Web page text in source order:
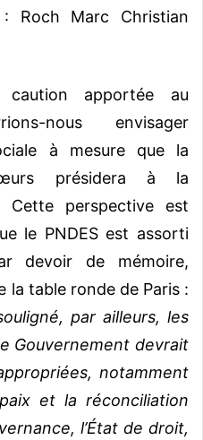
: Roch Marc Christian
apportée au
nous envisager
à mesure que la
présidera à la
Cette perspective est
le PNDES est assorti
devoir de mémoire,
la table ronde de Paris :
par ailleurs, les
Gouvernement devrait
notamment
et la réconciliation
l’État de droit,